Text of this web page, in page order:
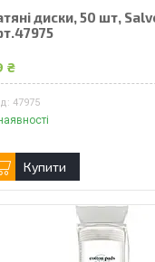
диски, 50 шт,
₴
47975
Купити